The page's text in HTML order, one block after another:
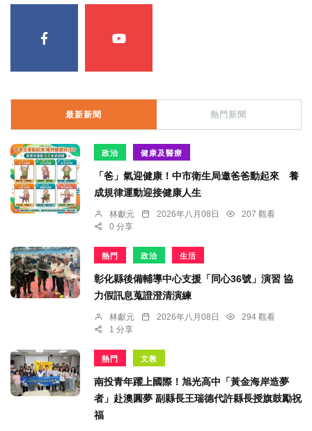
最新新聞 熱門新聞
政治 健康及醫療
「爸」氣迎健康！中市衛生局邀爸爸動起來 養
成規律運動迎接健康人生
林獻元 2026年八月08日
207 觀看
0 分享
熱門 政治 生活
彰化縣後備輔導中心支援「同心36號」演習 協
力假訊息蒐證澄清演練
林獻元 2026年八月08日
294 觀看
1 分享
熱門 文教
南投青年躍上國際！旭光高中「黃金海岸造夢
者」赴澳圓夢 副縣長王瑞德代許縣長授旗鼓勵祝
福